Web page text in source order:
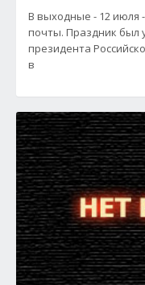
В выходные - 12 июля
почты. Праздник был
президента
в